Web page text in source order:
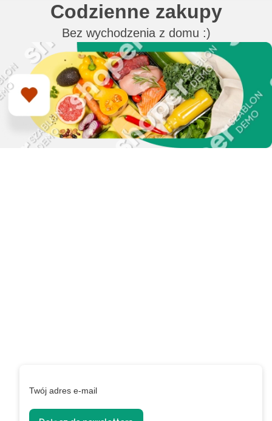
Codzienne zakupy
Bez wychodzenia z domu :)
Twój adres e-mail